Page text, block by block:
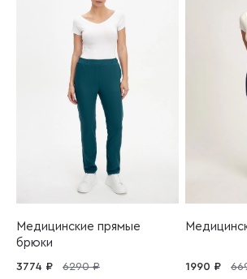
Медицинские прямые
брюки
3774 ₽ 6290 ₽ 1990 ₽